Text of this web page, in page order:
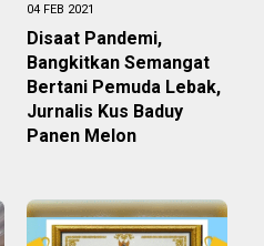
04 FEB 2021
Disaat Pandemi,
Bangkitkan Semangat
Bertani Pemuda Lebak,
Jurnalis Kus Baduy
Panen Melon